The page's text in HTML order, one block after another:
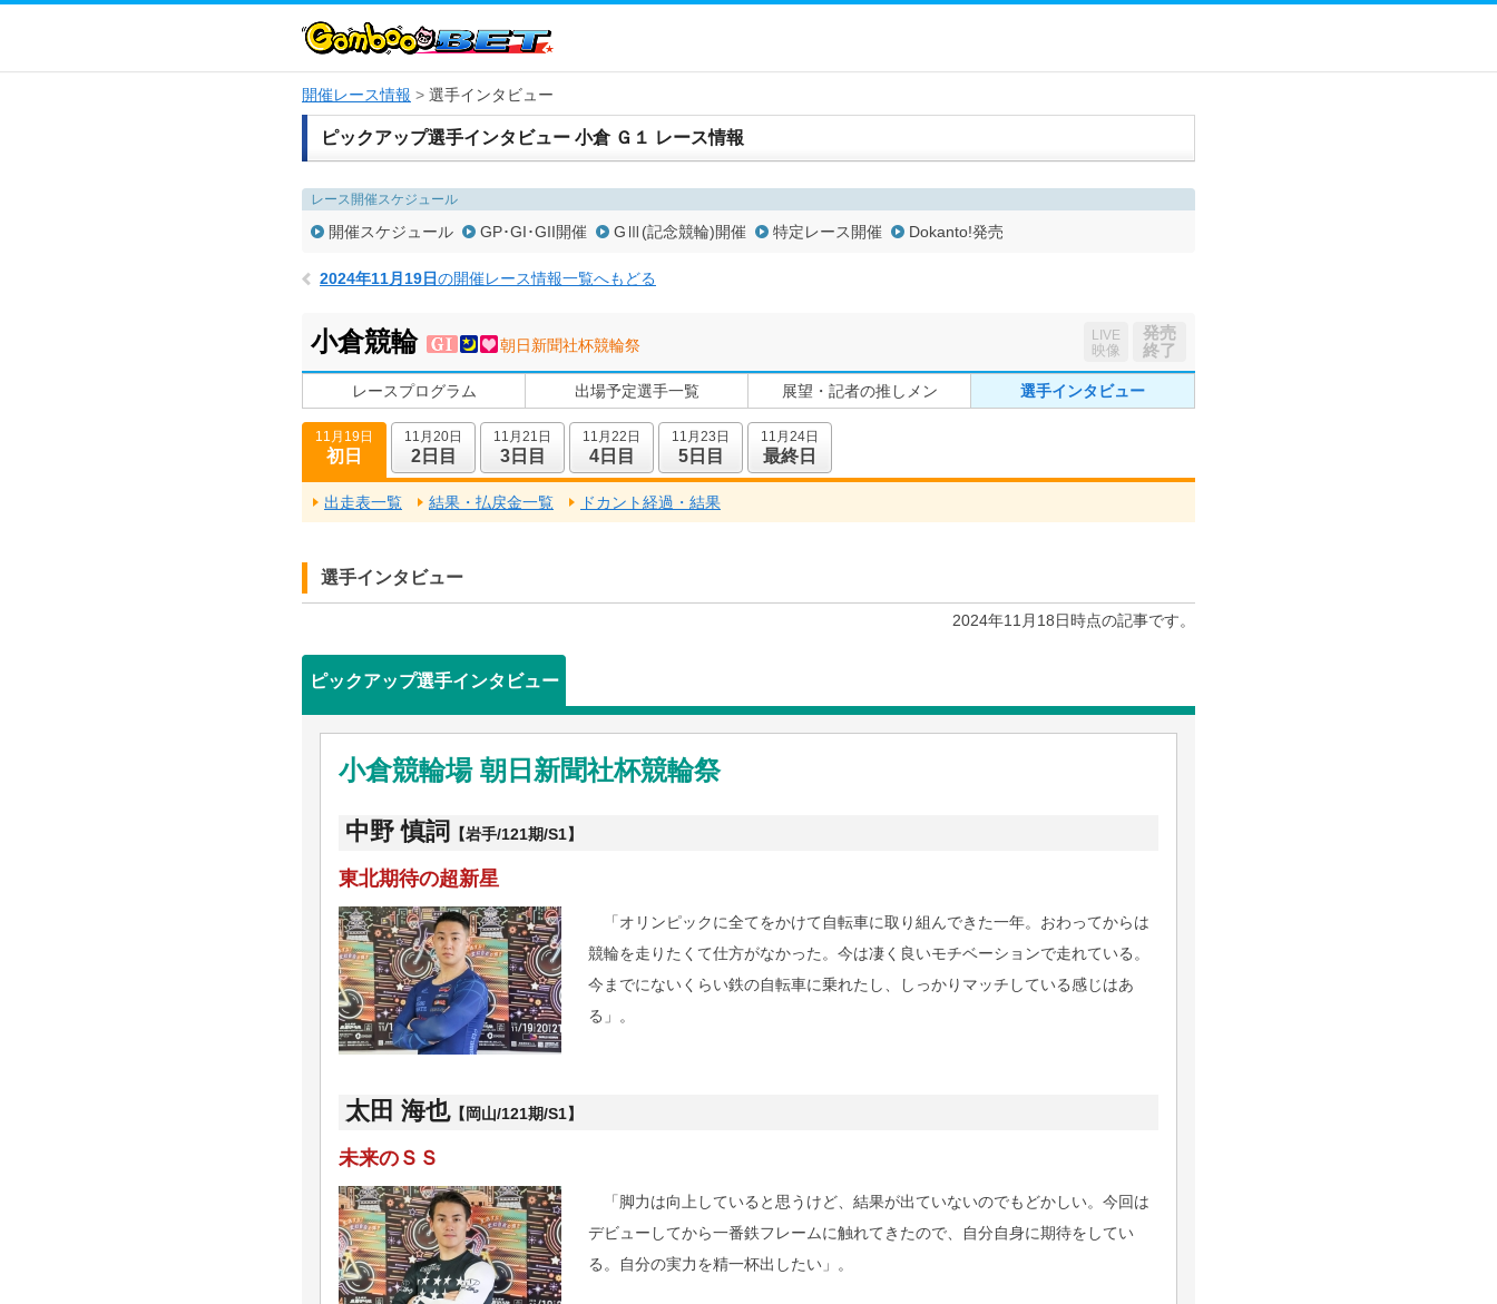
開催レース情報 選手インタビュー
ピックアップ選手インタビュー 小倉 Ｇ１ レース情報
レース開催スケジュール
開催スケジュール GP･GI･GII開催 GⅢ(記念競輪)開催 特定レース開催 Dokanto!発売
2024年11月19日の開催レース情報一覧へもどる
小倉競輪 朝日新聞社杯競輪祭
LIVE
映像
発売
終了
レースプログラム 出場予定選手一覧 展望・記者の推しメン 選手インタビュー
11月19日
初日
出走表一覧 結果・払戻金一覧 ドカント経過・結果
11月20日
2日目
11月21日
3日目
11月22日
4日目
11月23日
5日目
11月24日
最終日
選手インタビュー
2024年11月18日時点の記事です。
ピックアップ選手インタビュー
小倉競輪場 朝日新聞社杯競輪祭
中野 慎詞 【岩手/121期/S1】
東北期待の超新星
「オリンピックに全てをかけて自転車に取り組んできた一年。おわってからは
競輪を走りたくて仕方がなかった。今は凄く良いモチベーションで走れている。
今までにないくらい鉄の自転車に乗れたし、しっかりマッチしている感じはあ
る」。
太田 海也【岡山/121期/S1】
未来のＳＳ
「脚力は向上していると思うけど、結果が出ていないのでもどかしい。今回は
デビューしてから一番鉄フレームに触れてきたので、自分自身に期待をしてい
る。自分の実力を精一杯出したい」。